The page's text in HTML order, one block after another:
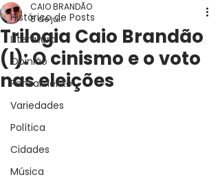
Histórico de Posts
Literatura
Opinião
Pensamento
Variedades
Política
Cidades
Música
Trilogia Caio Brandão
(I): O cinismo e o voto
nas eleições
CAIO BRANDÃO
5 de jul.